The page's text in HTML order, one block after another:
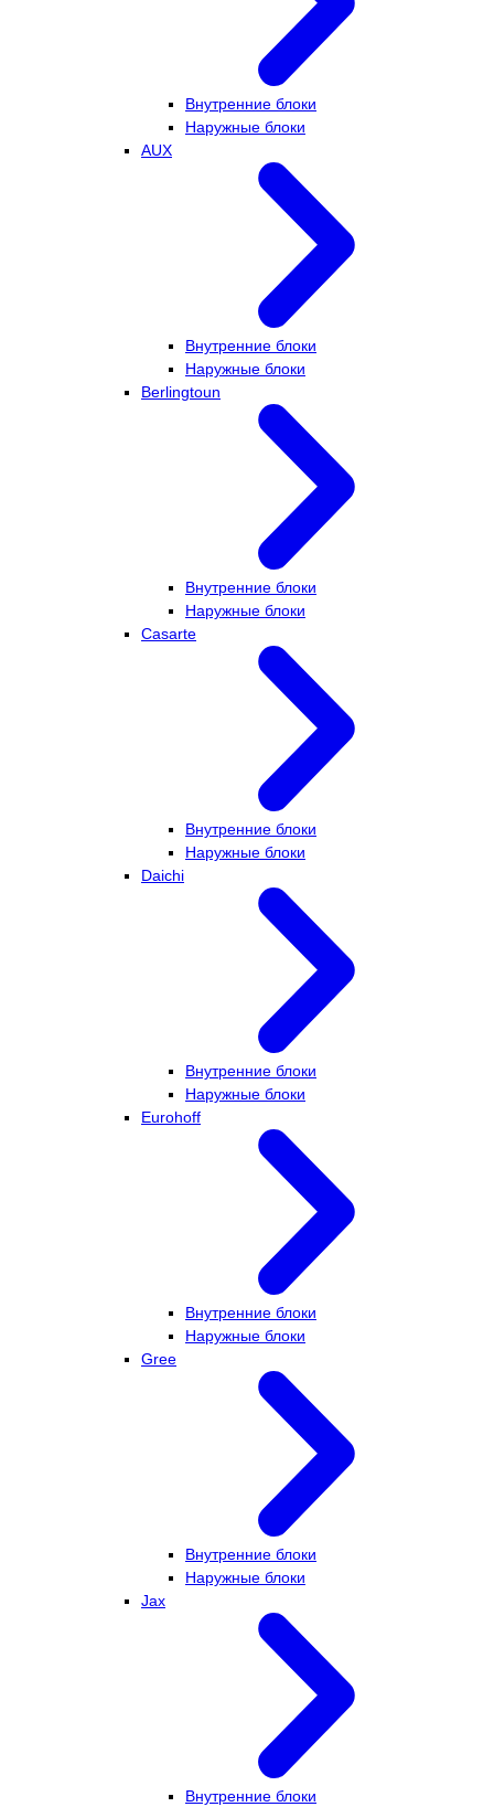
Внутренние блоки
Наружные блоки
AUX
Внутренние блоки
Наружные блоки
Berlingtoun
Внутренние блоки
Наружные блоки
Casarte
Внутренние блоки
Наружные блоки
Daichi
Внутренние блоки
Наружные блоки
Eurohoff
Внутренние блоки
Наружные блоки
Gree
Внутренние блоки
Наружные блоки
Jax
Внутренние блоки